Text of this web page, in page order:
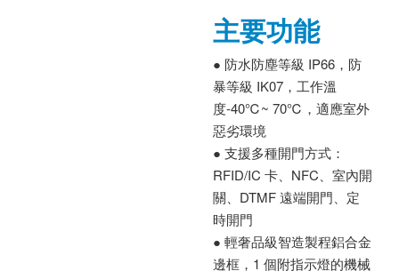
主要功能
● 防水防塵等級 IP66，防
暴等級 IK07，工作溫
度-40℃~ 70℃，適應室外
惡劣環境
● 支援多種開門方式：
RFID/IC 卡、NFC、室內開
關、DTMF 遠端開門、定
時開門
● 輕奢品級智造製程鋁合金
邊框，1 個附指示燈的機械